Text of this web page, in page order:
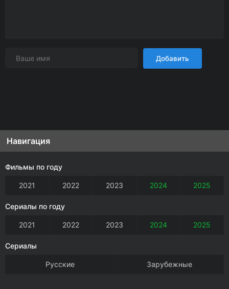
Добавить
Навигация
Фильмы по году
2021 2022 2023 2024 2025
Сериалы по году
2021 2022 2023 2024 2025
Сериалы
Русские Зарубежные